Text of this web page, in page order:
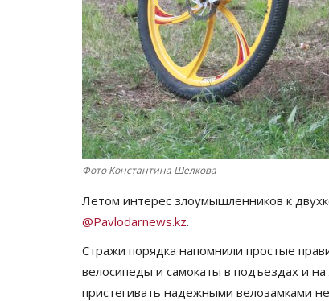
Фото Константина Шелкова
Летом интерес злоумышленников к
@Pavlodarnews.kz.
Стражи порядка напомнили простые
велосипеды и самокаты в подъездах и
пристегивать надежными велозамками